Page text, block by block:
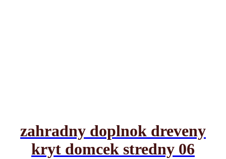
zahradny doplnok dreveny
kryt domcek stredny 06